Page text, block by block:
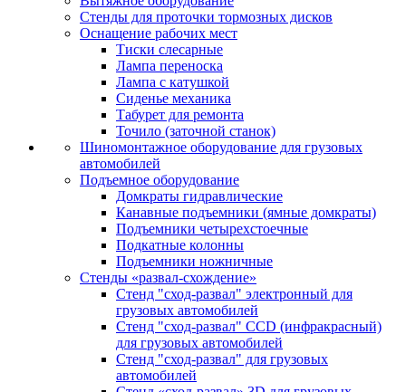
Стенды для проточки тормозных дисков
Оснащение рабочих мест
Тиски слесарные
Лампа переноска
Лампа с катушкой
Сиденье механика
Табурет для ремонта
Точило (заточной станок)
Шиномонтажное оборудование для грузовых
автомобилей
Подъемное оборудование
Домкраты гидравлические
Канавные подъемники (ямные домкраты)
Подъемники четырехстоечные
Подкатные колонны
Подъемники ножничные
Стенды «развал-схождение»
Стенд "сход-развал" электронный для
грузовых автомобилей
Стенд "сход-развал" CCD (инфракрасный)
для грузовых автомобилей
Стенд "сход-развал" для грузовых
автомобилей